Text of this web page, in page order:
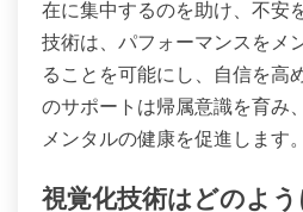
アスリートが採用
な対処戦略は何か？
アスリートはマインドフルネ
採用できます。マインドフル